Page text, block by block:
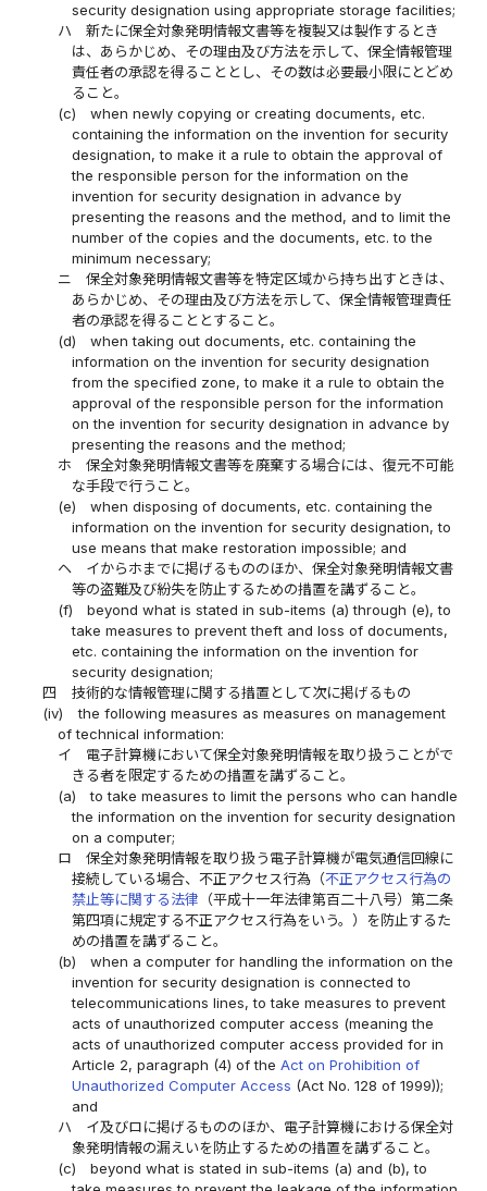
security designation using appropriate storage facilities;
ハ
新たに保全対象発明情報文書等を複製又は製作するとき
は、あらかじめ、その理由及び方法を示して、保全情報管理
責任者の承認を得ることとし、その数は必要最小限にとどめ
ること。
(c)
when newly copying or creating documents, etc.
containing the information on the invention for security
designation, to make it a rule to obtain the approval of
the responsible person for the information on the
invention for security designation in advance by
presenting the reasons and the method, and to limit the
number of the copies and the documents, etc. to the
minimum necessary;
ニ
保全対象発明情報文書等を特定区域から持ち出すときは、
あらかじめ、その理由及び方法を示して、保全情報管理責任
者の承認を得ることとすること。
(d)
when taking out documents, etc. containing the
information on the invention for security designation
from the specified zone, to make it a rule to obtain the
approval of the responsible person for the information
on the invention for security designation in advance by
presenting the reasons and the method;
ホ
保全対象発明情報文書等を廃棄する場合には、復元不可能
な手段で行うこと。
(e)
when disposing of documents, etc. containing the
information on the invention for security designation, to
use means that make restoration impossible; and
ヘ
イからホまでに掲げるもののほか、保全対象発明情報文書
等の盗難及び紛失を防止するための措置を講ずること。
(f)
beyond what is stated in sub-items (a) through (e), to
take measures to prevent theft and loss of documents,
etc. containing the information on the invention for
security designation;
四
技術的な情報管理に関する措置として次に掲げるもの
(iv)
the following measures as measures on management
of technical information:
イ
電子計算機において保全対象発明情報を取り扱うことがで
きる者を限定するための措置を講ずること。
(a)
to take measures to limit the persons who can handle
the information on the invention for security designation
on a computer;
ロ
保全対象発明情報を取り扱う電子計算機が電気通信回線に
接続している場合、不正アクセス行為（不正アクセス行為の
禁止等に関する法律 （平成十一年法律第百二十八号）第二条
第四項に規定する不正アクセス行為をいう。）を防止するた
めの措置を講ずること。
(b)
when a computer for handling the information on the
invention for security designation is connected to
telecommunications lines, to take measures to prevent
acts of unauthorized computer access (meaning the
acts of unauthorized computer access provided for in
Article 2, paragraph (4) of the Act on Prohibition of
Unauthorized Computer Access (Act No. 128 of 1999));
and
ハ
イ及びロに掲げるもののほか、電子計算機における保全対
象発明情報の漏えいを防止するための措置を講ずること。
(c)
beyond what is stated in sub-items (a) and (b), to